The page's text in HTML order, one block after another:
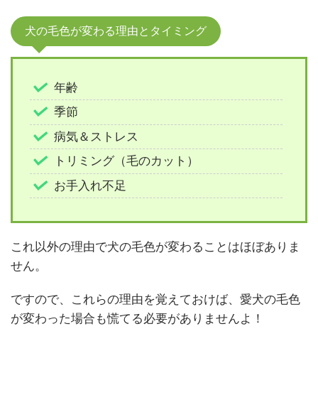
犬の毛色が変わる理由とタイミング
年齢
季節
病気＆ストレス
トリミング（毛のカット）
お手入れ不足
これ以外の理由で犬の毛色が変わることはほぼありま
せん。
ですので、これらの理由を覚えておけば、愛犬の毛色
が変わった場合も慌てる必要がありませんよ！